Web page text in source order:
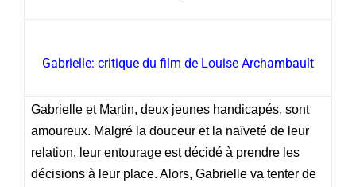
Gabrielle: critique du film de Louise Archambault
Gabrielle et Martin, deux jeunes handicapés, sont
amoureux. Malgré la douceur et la naïveté de leur
relation, leur entourage est décidé à prendre les
décisions à leur place. Alors, Gabrielle va tenter de